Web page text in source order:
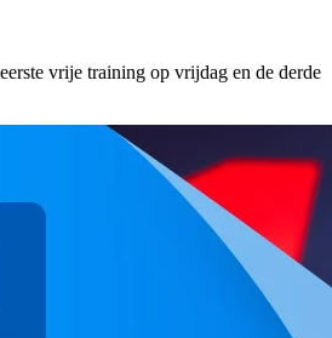
vrije training op vrijdag en de derde